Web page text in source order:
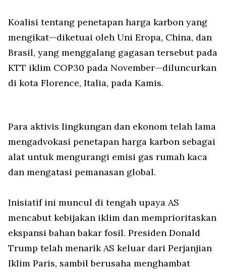
Koalisi tentang penetapan harga karbon yang
mengikat—diketuai oleh Uni Eropa, China, dan
Brasil, yang menggalang gagasan tersebut pada
KTT iklim COP30 pada November—diluncurkan
di kota Florence, Italia, pada Kamis.
Para aktivis lingkungan dan ekonom telah lama
mengadvokasi penetapan harga karbon sebagai
alat untuk mengurangi emisi gas rumah kaca
dan mengatasi pemanasan global.
Inisiatif ini muncul di tengah upaya AS
mencabut kebijakan iklim dan memprioritaskan
ekspansi bahan bakar fosil. Presiden Donald
Trump telah menarik AS keluar dari Perjanjian
Iklim Paris, sambil berusaha menghambat